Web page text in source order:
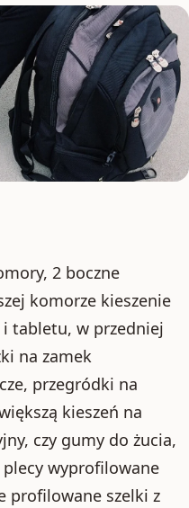
2 boczne
komorze kieszenie
tabletu, w przedniej
na zamek
przegródki na
kieszeń na
czy gumy do żucia,
wyprofilowane
profilowane szelki z